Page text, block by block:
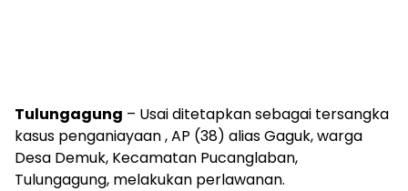
Tulungagung – Usai ditetapkan sebagai tersangka
kasus penganiayaan , AP (38) alias Gaguk, warga
Desa Demuk, Kecamatan Pucanglaban,
Tulungagung, melakukan perlawanan.